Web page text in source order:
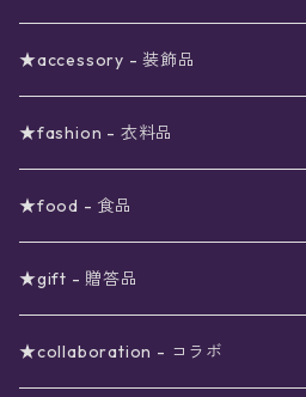
〜3000円
〜4000円
〜5000円
〜6000円
〜7000円
ステーショナリー
ギフトボックス
ノート
メイクアップ
ネイルカラー
アロマスプレー
ポーチ
夜空の星月
扇子(うちわ)
インテリア
★accessory - 装飾品
ピアス
星
月
イヤリング
星
月
ネックレス
星
チョーカー
★fashion - 衣料品
ワンピース
スター
フラワー
トップス
ブラウス
ボトムス
★food - 食品
珈琲
紅茶
★gift - 贈答品
ラッピング用オプション
★collaboration - コラボ